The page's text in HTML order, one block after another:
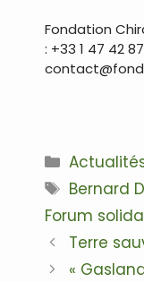
Fondation
: +33 1 47 42
Bernard
Forum
Navigation
des
Terre
«